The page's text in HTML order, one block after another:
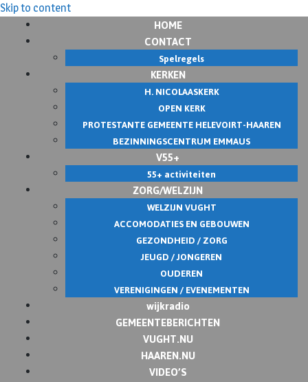
Skip to content
HOME
CONTACT
Spelregels
KERKEN
H. NICOLAASKERK
OPEN KERK
PROTESTANTE GEMEENTE HELEVOIRT-HAAREN
BEZINNINGSCENTRUM EMMAUS
V55+
55+ activiteiten
ZORG/WELZIJN
WELZIJN VUGHT
ACCOMODATIES EN GEBOUWEN
GEZONDHEID / ZORG
JEUGD / JONGEREN
OUDEREN
VERENIGINGEN / EVENEMENTEN
wijkradio
GEMEENTEBERICHTEN
VUGHT.NU
HAAREN.NU
VIDEO’S